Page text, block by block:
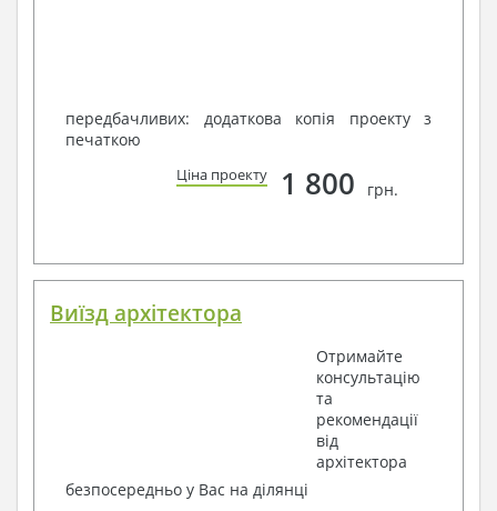
передбачливих: додаткова копія проекту з
печаткою
Ціна проекту 1 800 грн.
Виїзд архітектора
Отримайте
консультацію
та
рекомендації
від
архітектора
безпосередньо у Вас на ділянці